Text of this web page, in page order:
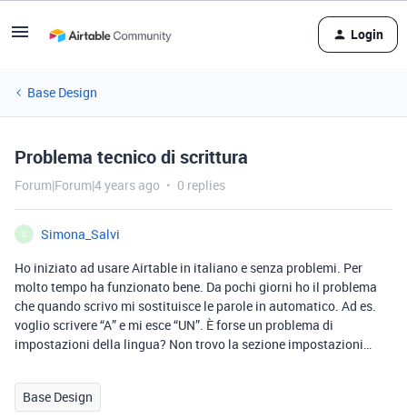
Login
Base Design
Problema tecnico di scrittura
Forum|Forum|4 years ago 0 replies
S
Simona_Salvi
Ho iniziato ad usare Airtable in italiano e senza problemi. Per
molto tempo ha funzionato bene. Da pochi giorni ho il problema
che quando scrivo mi sostituisce le parole in automatico. Ad es.
voglio scrivere “A” e mi esce “UN”. È forse un problema di
impostazioni della lingua? Non trovo la sezione impostazioni…
Base Design